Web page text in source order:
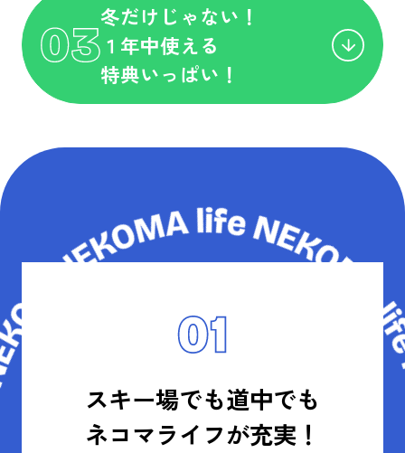
冬だけじゃない！
１年中使える
特典いっぱい！
スキー場でも道中でも
ネコマライフが充実！